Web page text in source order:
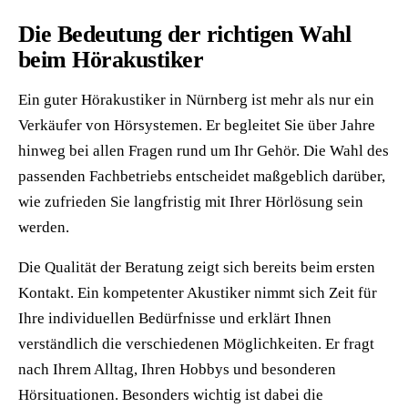
Die Bedeutung der richtigen Wahl
beim Hörakustiker
Ein guter Hörakustiker in Nürnberg ist mehr als nur ein
Verkäufer von Hörsystemen. Er begleitet Sie über Jahre
hinweg bei allen Fragen rund um Ihr Gehör. Die Wahl des
passenden Fachbetriebs entscheidet maßgeblich darüber,
wie zufrieden Sie langfristig mit Ihrer Hörlösung sein
werden.
Die Qualität der Beratung zeigt sich bereits beim ersten
Kontakt. Ein kompetenter Akustiker nimmt sich Zeit für
Ihre individuellen Bedürfnisse und erklärt Ihnen
verständlich die verschiedenen Möglichkeiten. Er fragt
nach Ihrem Alltag, Ihren Hobbys und besonderen
Hörsituationen. Besonders wichtig ist dabei die